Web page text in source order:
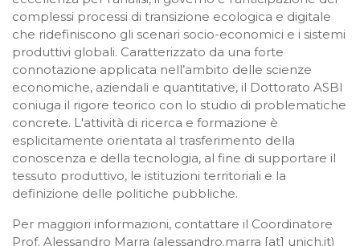
complessi processi di transizione ecologica e digitale
che ridefiniscono gli scenari socio-economici e i sistemi
produttivi globali. Caratterizzato da una forte
connotazione applicata nell’ambito delle scienze
economiche, aziendali e quantitative, il Dottorato ASBI
coniuga il rigore teorico con lo studio di problematiche
concrete. L'attività di ricerca e formazione è
esplicitamente orientata al trasferimento della
conoscenza e della tecnologia, al fine di supportare il
tessuto produttivo, le istituzioni territoriali e la
definizione delle politiche pubbliche.
Per maggiori informazioni, contattare il Coordinatore
Prof. Alessandro Marra (alessandro.marra [at] unich.it)